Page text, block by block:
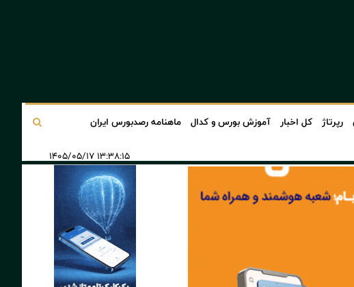
رپرتاژ کل اخبار آموزش بورس و کدال ماهنامه رصدبورس ایران
۱۳:۳۸:۱۵ ۱۴۰۵/۰۵/۱۷